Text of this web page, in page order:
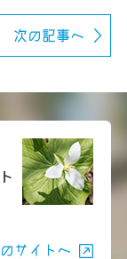
次の記事へ
サイトへ